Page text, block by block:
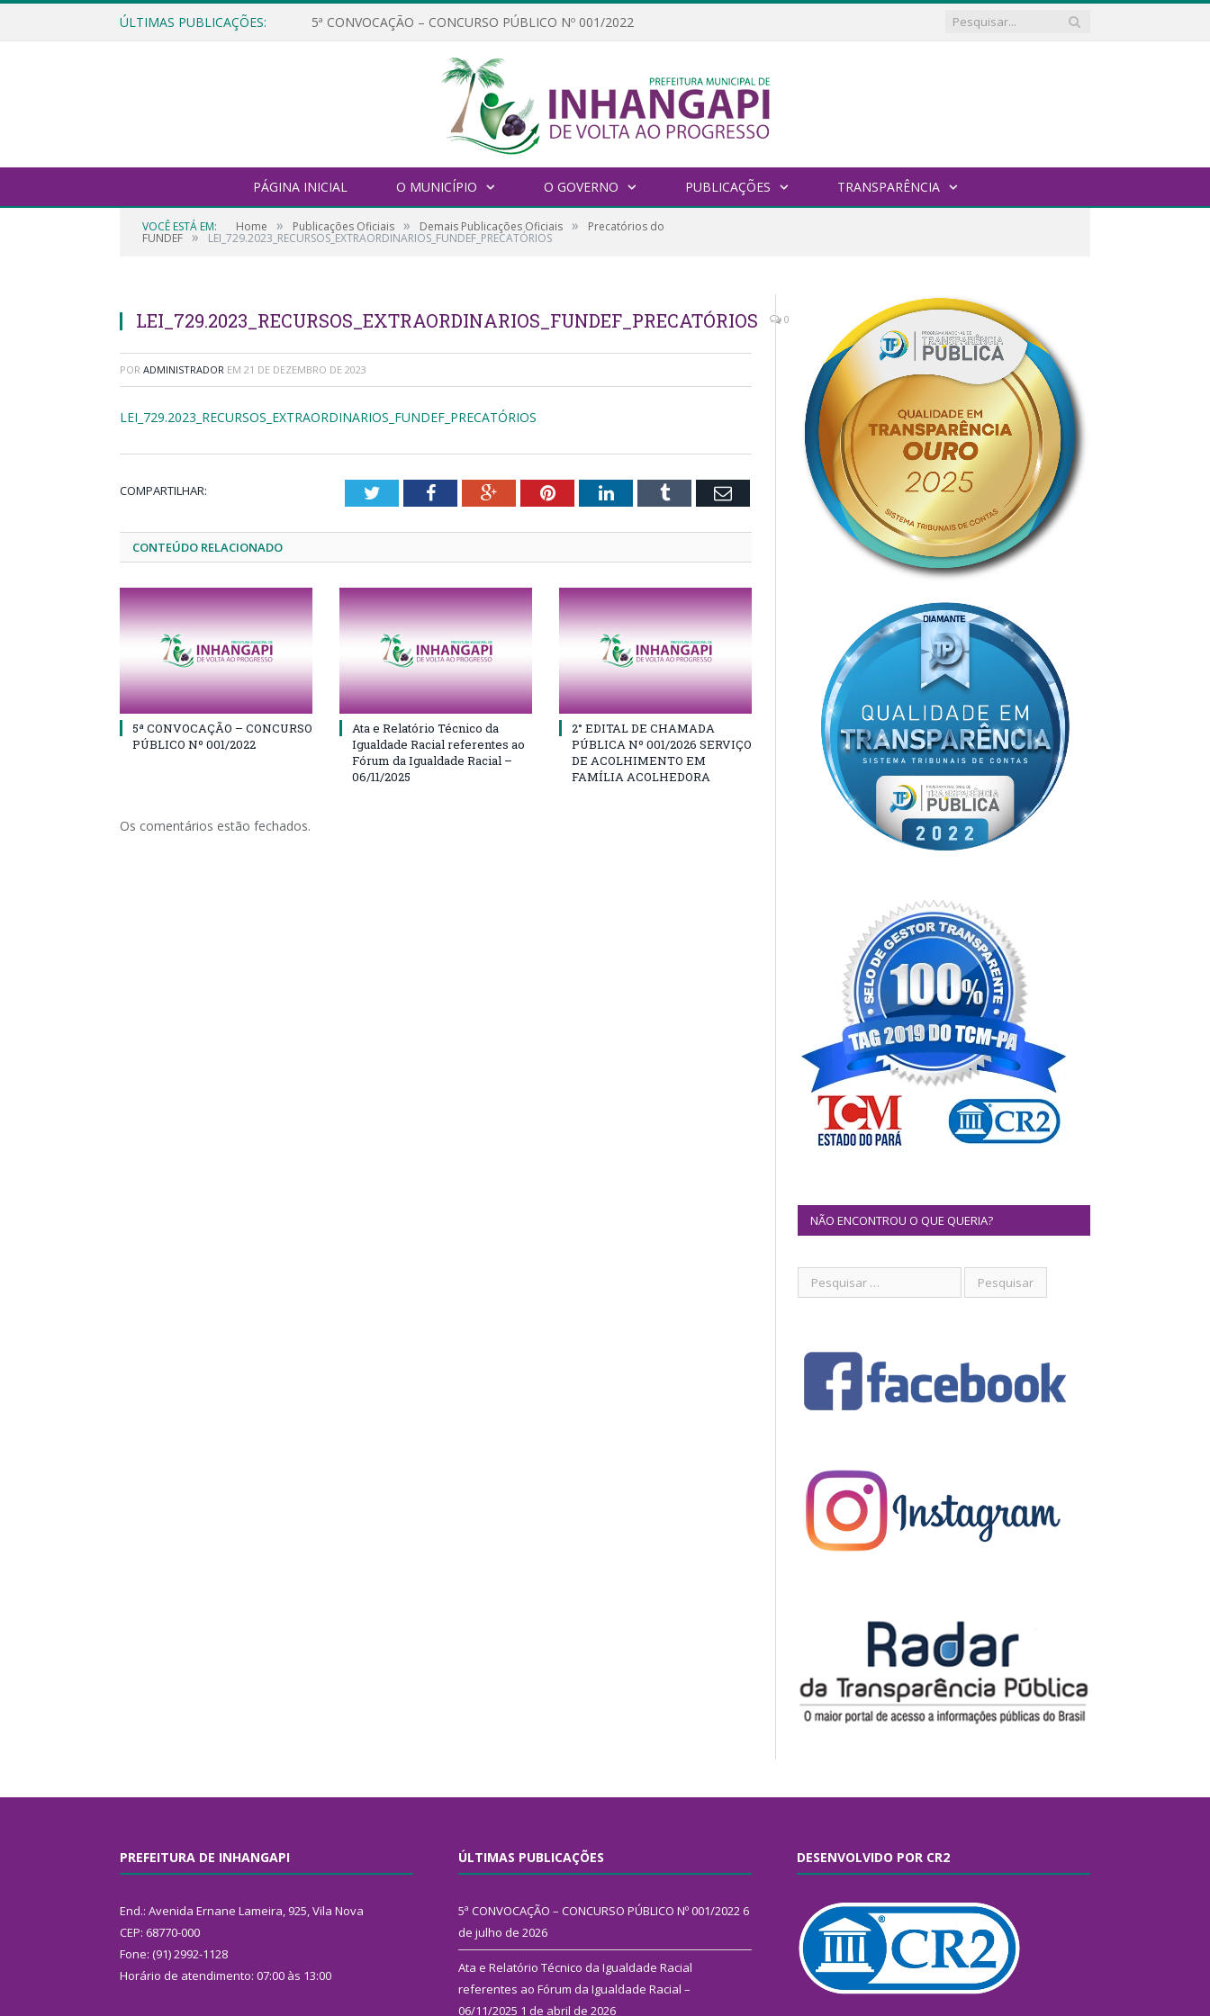
ÚLTIMAS PUBLICAÇÕES: 5ª CONVOCAÇÃO – CONCURSO PÚBLICO Nº 001/2022
PÁGINA INICIAL O MUNICÍPIO O GOVERNO PUBLICAÇÕES TRANSPARÊNCIA
VOCÊ ESTÁ EM: Home » Publicações Oficiais » Demais Publicações Oficiais » Precatórios do
FUNDEF » LEI_729.2023_RECURSOS_EXTRAORDINARIOS_FUNDEF_PRECATÓRIOS
LEI_729.2023_RECURSOS_EXTRAORDINARIOS_FUNDEF_PRECATÓRIOS 0
POR ADMINISTRADOR EM 21 DE DEZEMBRO DE 2023
LEI_729.2023_RECURSOS_EXTRAORDINARIOS_FUNDEF_PRECATÓRIOS
COMPARTILHAR: TwitterFacebookGoogle+PinterestLinkedInTumblr Email
CONTEÚDO RELACIONADO
5ª CONVOCAÇÃO – CONCURSO
PÚBLICO Nº 001/2022
Ata e Relatório Técnico da
Igualdade Racial referentes ao
Fórum da Igualdade Racial –
06/11/2025
2° EDITAL DE CHAMADA
PÚBLICA Nº 001/2026 SERVIÇO
DE ACOLHIMENTO EM
FAMÍLIA ACOLHEDORA
Os comentários estão fechados.
NÃO ENCONTROU O QUE QUERIA?
PREFEITURA DE INHANGAPI
End.: Avenida Ernane Lameira, 925, Vila Nova
CEP: 68770-000
Fone: (91) 2992-1128
Horário de atendimento: 07:00 às 13:00
ÚLTIMAS PUBLICAÇÕES
5ª CONVOCAÇÃO – CONCURSO PÚBLICO Nº 001/2022 6
de julho de 2026
Ata e Relatório Técnico da Igualdade Racial
referentes ao Fórum da Igualdade Racial –
06/11/2025 1 de abril de 2026
DESENVOLVIDO POR CR2